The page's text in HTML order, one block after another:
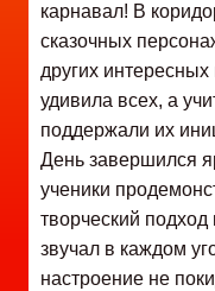
карнавал! В
сказочных
других
удивила всех, а
поддержали их
День завершился
ученики
творческий
звучал в каждом
настроение не